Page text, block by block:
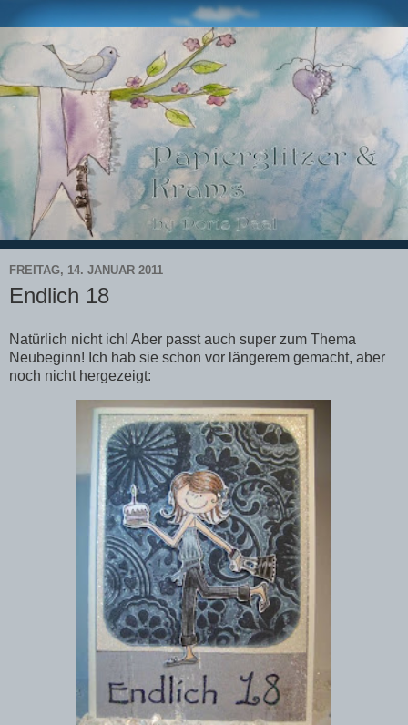
FREITAG, 14. JANUAR 2011
Endlich 18
Natürlich nicht ich! Aber passt auch super zum Thema
Neubeginn! Ich hab sie schon vor längerem gemacht, aber
noch nicht hergezeigt: